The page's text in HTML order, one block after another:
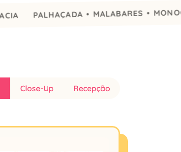
PALHAÇADA • MALABARES • MONOCICLO
Close-Up Recepção